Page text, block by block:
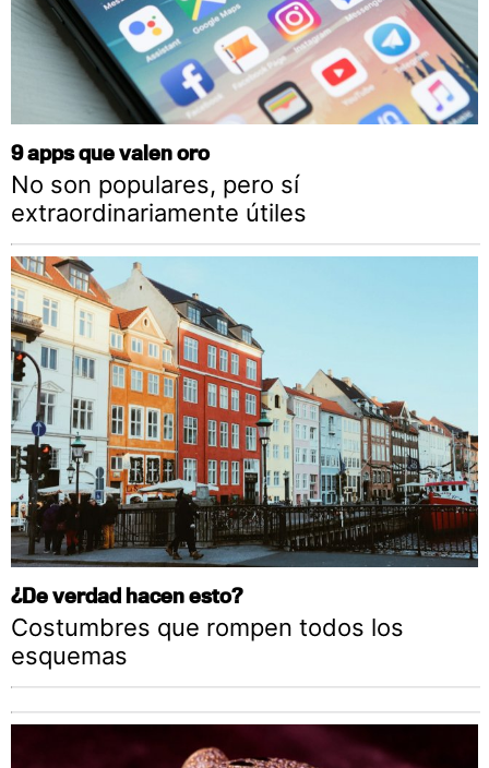
9 apps que valen oro
No son populares, pero sí
extraordinariamente útiles
¿De verdad hacen esto?
Costumbres que rompen todos los
esquemas